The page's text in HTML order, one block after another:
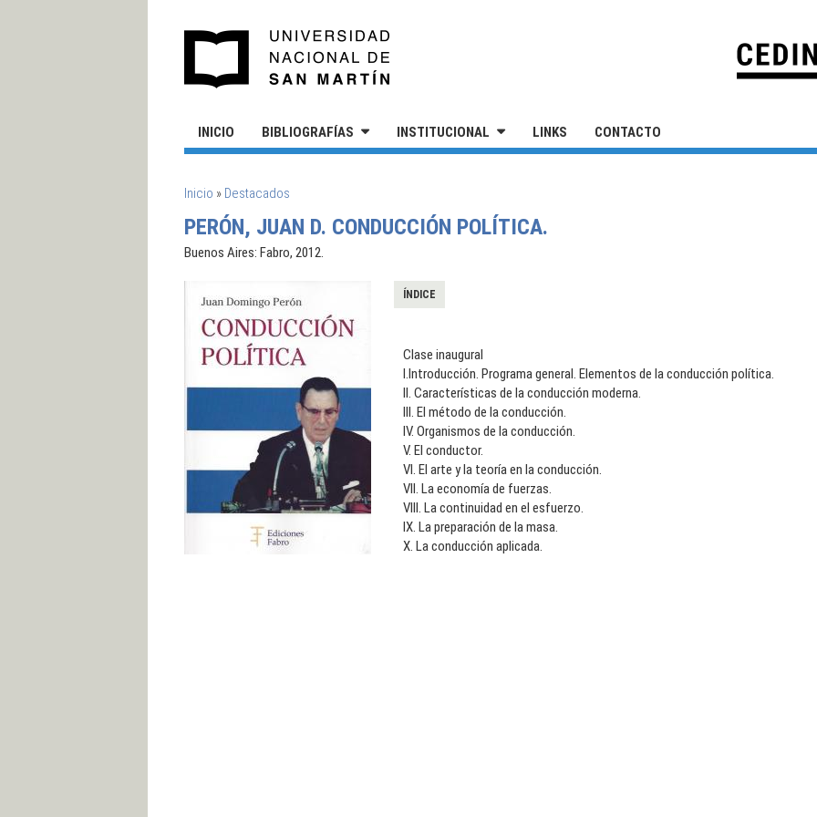
INICIO BIBLIOGRAFÍAS INSTITUCIONAL LINKS CONTACTO
SE ENCUENTRA USTED AQUÍ
Inicio » Destacados
PERÓN, JUAN D. CONDUCCIÓN POLÍTICA.
Buenos Aires: Fabro, 2012.
ÍNDICE
Clase inaugural
I.Introducción. Programa general. Elementos de la conducción política.
II. Características de la conducción moderna.
III. El método de la conducción.
IV. Organismos de la conducción.
V. El conductor.
VI. El arte y la teoría en la conducción.
VII. La economía de fuerzas.
VIII. La continuidad en el esfuerzo.
IX. La preparación de la masa.
X. La conducción aplicada.